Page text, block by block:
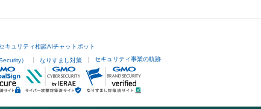
キュリティ相談AIチャットボット
） なりすまし対策 セキュリティ事業の軌跡